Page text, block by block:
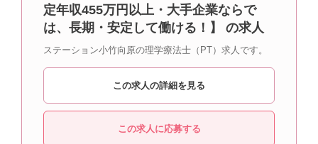
定年収455万円以上・大手企業ならで
は、長期・安定して働ける！】 の求人
ステーション小竹向原の理学療法士（PT）求人です。
この求人の詳細を見る
この求人に応募する